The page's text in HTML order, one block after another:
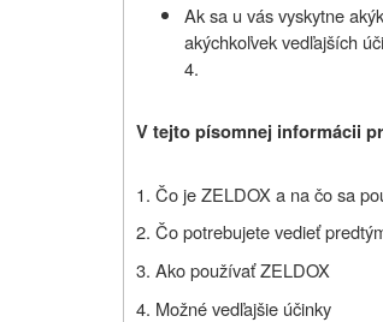
Ak sa u vás vyskytne
akýchkoľvek vedľajších
4.
V tejto písomnej informácii
1. Čo je ZELDOX a na čo sa
2. Čo potrebujete vedieť
3. Ako používať ZELDOX
4. Možné vedľajšie účinky